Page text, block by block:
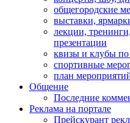
общегородские
выставки,
лекции,
презентации
квизы и клубы по
спортивные
план
Общение
Последние
Реклама на портале
Прейскурант